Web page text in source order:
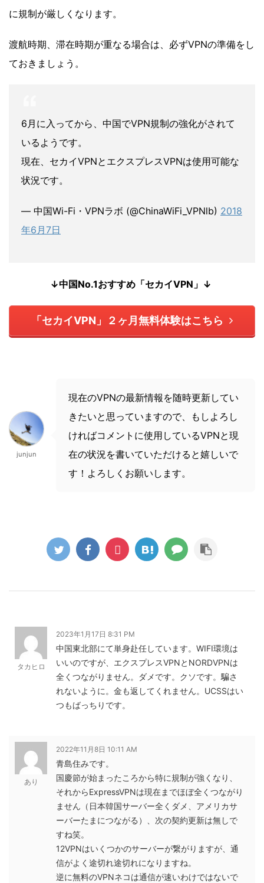
に規制が厳しくなります。
渡航時期、滞在時期が重なる場合は、必ずVPNの準備をし
ておきましょう。
6月に入ってから、中国でVPN規制の強化がされて
いるようです。
現在、セカイVPNとエクスプレスVPNは使用可能な
状況です。
— 中国Wi-Fi・VPNラボ (@ChinaWiFi_VPNlb) 2018
年6月7日
↓中国No.1おすすめ「セカイVPN」↓
「セカイVPN」２ヶ月無料体験はこちら
junjun
現在のVPNの最新情報を随時更新してい
きたいと思っていますので、もしよろし
ければコメントに使用しているVPNと現
在の状況を書いていただけると嬉しいで
す！よろしくお願いします。
タカヒロ
2023年1月17日 8:31 PM
中国東北部にて単身赴任しています。WIFI環境は
いいのですが、エクスプレスVPNとNORDVPNは
全くつながりません。ダメです。クソです。騙さ
れないように。金も返してくれません。UCSSはい
つもばっちりです。
あり
2022年11月8日 10:11 AM
青島住みです。
国慶節が始まったころから特に規制が強くなり、
それからExpressVPNは現在までほぼ全くつながり
ません（日本韓国サーバー全くダメ、アメリカサ
ーバーたまにつながる）、次の契約更新は無しで
すね笑。
12VPNはいくつかのサーバーが繋がりますが、通
信がよく途切れ途切れになりますね。
逆に無料のVPNネコは通信が速いわけではないで